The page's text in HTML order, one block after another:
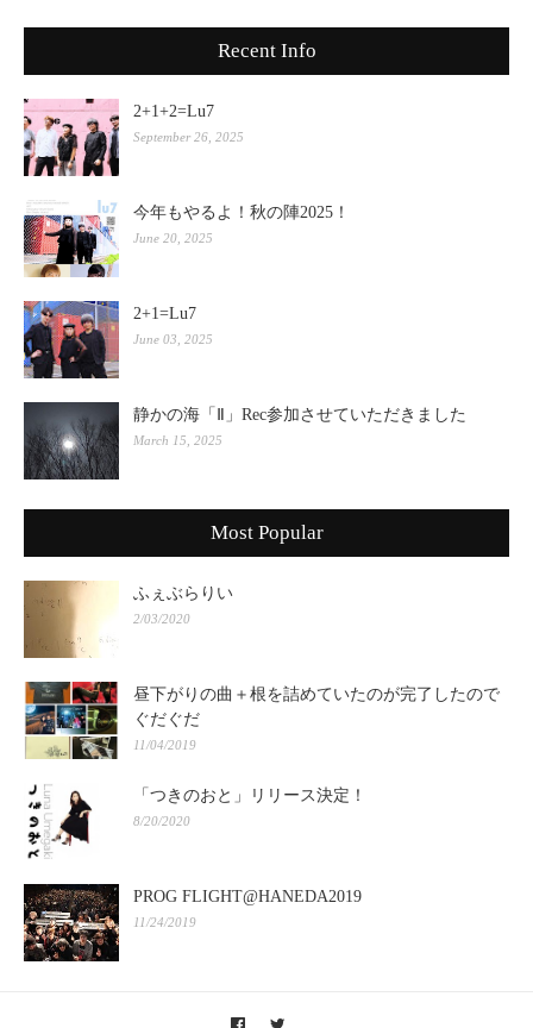
Recent Info
2+1+2=Lu7
September 26, 2025
今年もやるよ！秋の陣2025！
June 20, 2025
2+1=Lu7
June 03, 2025
静かの海「Ⅱ」Rec参加させていただきました
March 15, 2025
Most Popular
ふぇぶらりい
2/03/2020
昼下がりの曲＋根を詰めていたのが完了したので
ぐだぐだ
11/04/2019
「つきのおと」リリース決定！
8/20/2020
PROG FLIGHT@HANEDA2019
11/24/2019